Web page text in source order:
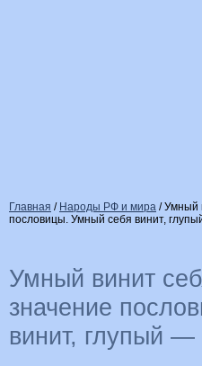
Главная / Народы РФ и мира /Умный
пословицы. Умный себя винит,
Умный винит
значение
винит, глупый —